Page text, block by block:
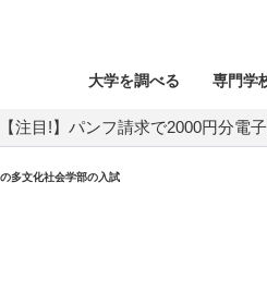
大学を調べる 専門学
【注目!】パンフ請求で2000円分電
の多文化社会学部の入試